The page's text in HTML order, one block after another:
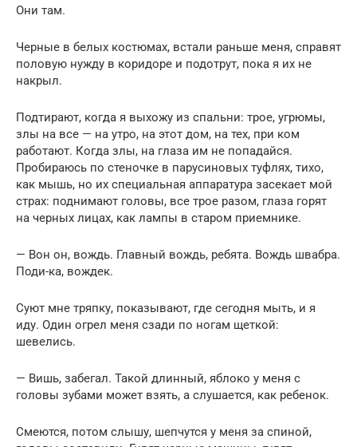
Они там.
Черные в белых костюмах, встали раньше меня, справят
половую нужду в коридоре и подотрут, пока я их не
накрыл.
Подтирают, когда я выхожу из спальни: трое, угрюмы,
злы на все — на утро, на этот дом, на тех, при ком
работают. Когда злы, на глаза им не попадайся.
Пробираюсь по стеночке в парусиновых туфлях, тихо,
как мышь, но их специальная аппаратура засекает мой
страх: поднимают головы, все трое разом, глаза горят
на черных лицах, как лампы в старом приемнике.
— Вон он, вождь. Главный вождь, ребята. Вождь швабра.
Поди-ка, вождек.
Суют мне тряпку, показывают, где сегодня мыть, и я
иду. Один огрел меня сзади по ногам щеткой:
шевелись.
— Вишь, забегал. Такой длинный, яблоко у меня с
головы зубами может взять, а слушается, как ребенок.
Смеются, потом слышу, шепчутся у меня за спиной,